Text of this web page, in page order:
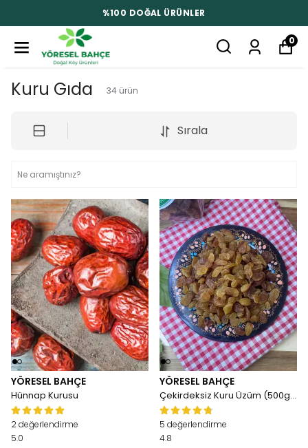
%100 DOĞAL ÜRÜNLER
0
Kuru Gıda 34 ürün
Sırala
YÖRESEL BAHÇE
Hünnap Kurusu
2 değerlendirme
5.0
YÖRESEL BAHÇE
Çekirdeksiz Kuru Üzüm (500gr)
5 değerlendirme
4.8